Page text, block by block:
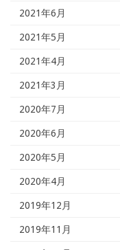
2021年6月
2021年5月
2021年4月
2021年3月
2020年7月
2020年6月
2020年5月
2020年4月
2019年12月
2019年11月